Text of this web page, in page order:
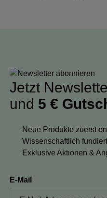
Jetzt
und 5 €
Neue Produkte zuerst
Wissenschaftlich
Exklusive Aktionen &
E-Mail